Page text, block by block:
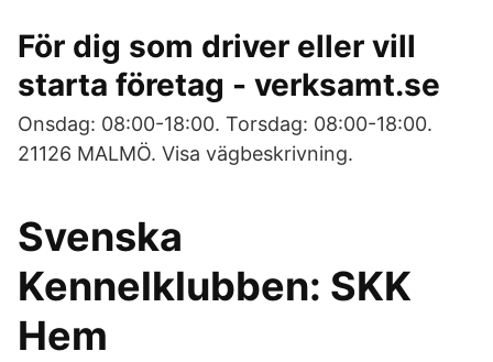
För dig som driver eller vill
starta företag - verksamt.se
Onsdag: 08:00-18:00. Torsdag: 08:00-18:00.
21126 MALMÖ. Visa vägbeskrivning.
Svenska
Kennelklubben: SKK
Hem